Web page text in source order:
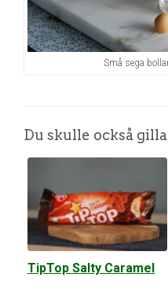
Små sega
Du skulle också gilla
TipTop Salty Caramel